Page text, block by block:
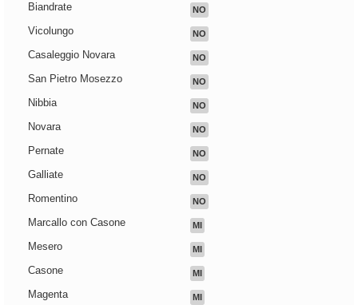
Biandrate NO
Vicolungo NO
Casaleggio Novara NO
San Pietro Mosezzo NO
Nibbia NO
Novara NO
Pernate NO
Galliate NO
Romentino NO
Marcallo con Casone MI
Mesero MI
Casone MI
Magenta MI